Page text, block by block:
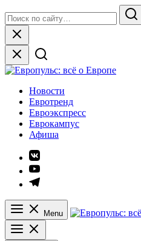
to
content
for:
Close
Европульс: всё о Европе
Новости
Евротренд
Евроэкспресс
Еврокампус
Афиша
Элемент
меню
Элемент
меню
Элемент
Menu